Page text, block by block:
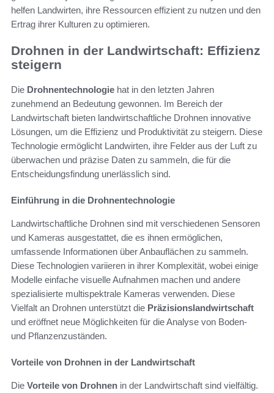
helfen Landwirten, ihre Ressourcen effizient zu nutzen und den
Ertrag ihrer Kulturen zu optimieren.
Drohnen in der Landwirtschaft: Effizienz
steigern
Die Drohnentechnologie hat in den letzten Jahren
zunehmend an Bedeutung gewonnen. Im Bereich der
Landwirtschaft bieten landwirtschaftliche Drohnen innovative
Lösungen, um die Effizienz und Produktivität zu steigern. Diese
Technologie ermöglicht Landwirten, ihre Felder aus der Luft zu
überwachen und präzise Daten zu sammeln, die für die
Entscheidungsfindung unerlässlich sind.
Einführung in die Drohnentechnologie
Landwirtschaftliche Drohnen sind mit verschiedenen Sensoren
und Kameras ausgestattet, die es ihnen ermöglichen,
umfassende Informationen über Anbauflächen zu sammeln.
Diese Technologien variieren in ihrer Komplexität, wobei einige
Modelle einfache visuelle Aufnahmen machen und andere
spezialisierte multispektrale Kameras verwenden. Diese
Vielfalt an Drohnen unterstützt die Präzisionslandwirtschaft
und eröffnet neue Möglichkeiten für die Analyse von Boden-
und Pflanzenzuständen.
Vorteile von Drohnen in der Landwirtschaft
Die Vorteile von Drohnen in der Landwirtschaft sind vielfältig.